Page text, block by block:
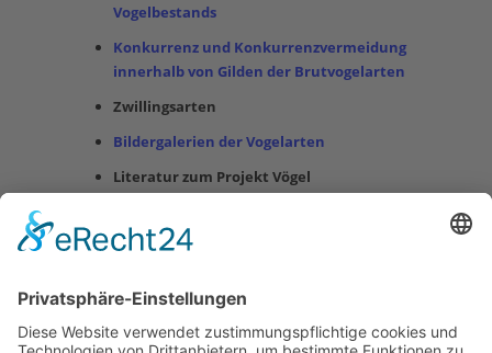
Vogelbestands
Konkurrenz und Konkurrenzvermeidung
innerhalb von Gilden der Brutvogelarten
Zwillingsarten
Bildergalerien der Vogelarten
Literatur zum Projekt Vögel